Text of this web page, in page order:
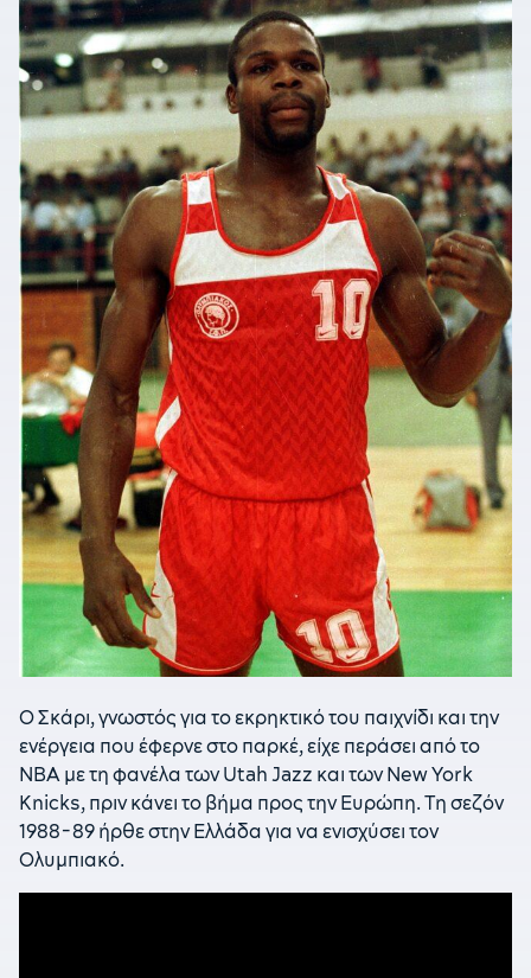
Ο Σκάρι, γνωστός για το εκρηκτικό του παιχνίδι και την
ενέργεια που έφερνε στο παρκέ, είχε περάσει από το
NBA με τη φανέλα των Utah Jazz και των New York
Knicks, πριν κάνει το βήμα προς την Ευρώπη. Τη σεζόν
1988-89 ήρθε στην Ελλάδα για να ενισχύσει τον
Ολυμπιακό.